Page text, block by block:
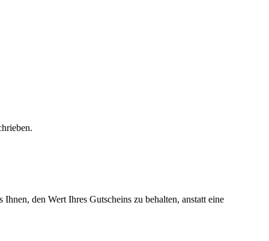
den Wert Ihres Gutscheins zu behalten, anstatt eine